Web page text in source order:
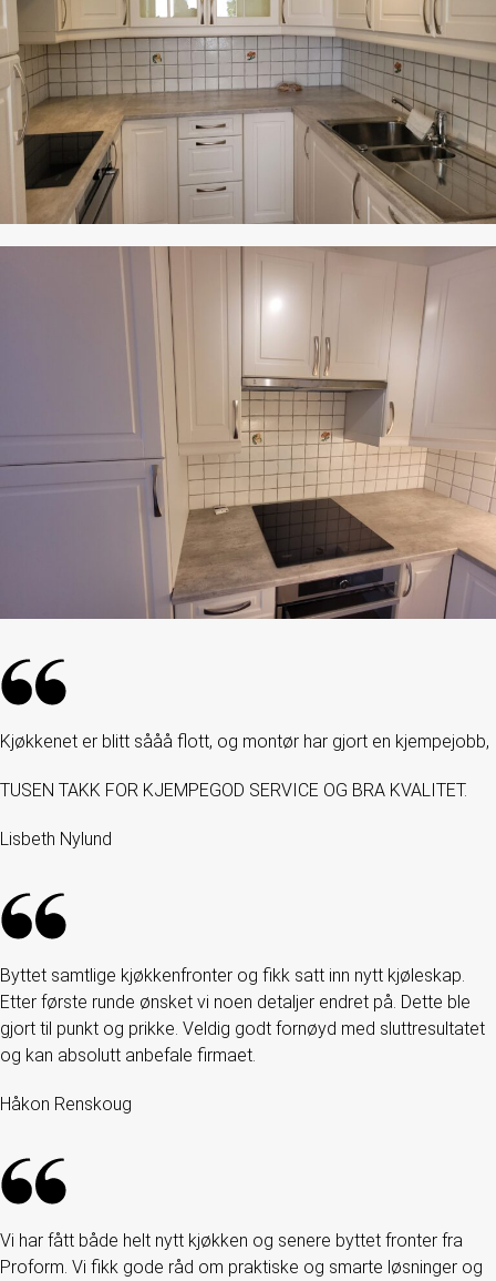
Kjøkkenet er blitt sååå flott, og montør har gjort en kjempejobb,
TUSEN TAKK FOR KJEMPEGOD SERVICE OG BRA KVALITET.
Lisbeth Nylund
Byttet samtlige kjøkkenfronter og fikk satt inn nytt kjøleskap.
Etter første runde ønsket vi noen detaljer endret på. Dette ble
gjort til punkt og prikke. Veldig godt fornøyd med sluttresultatet
og kan absolutt anbefale firmaet.
Håkon Renskoug
Vi har fått både helt nytt kjøkken og senere byttet fronter fra
Proform. Vi fikk gode råd om praktiske og smarte løsninger og